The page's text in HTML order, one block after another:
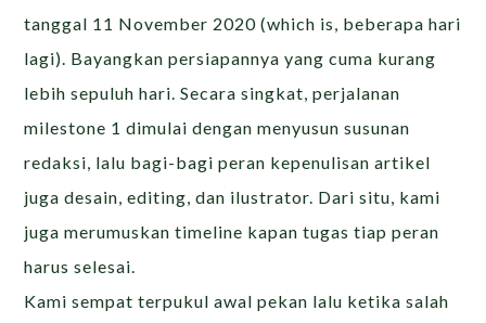
tanggal 11 November 2020 (which is, beberapa hari
lagi). Bayangkan persiapannya yang cuma kurang
lebih sepuluh hari. Secara singkat, perjalanan
milestone 1 dimulai dengan menyusun susunan
redaksi, lalu bagi-bagi peran kepenulisan artikel
juga desain, editing, dan ilustrator. Dari situ, kami
juga merumuskan timeline kapan tugas tiap peran
harus selesai.
Kami sempat terpukul awal pekan lalu ketika salah